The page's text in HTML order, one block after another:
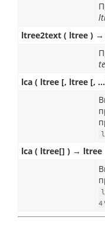
ltree2text ( ltree )
lca ( ltree [, ltree [,
lca ( ltree[] ) → ltree